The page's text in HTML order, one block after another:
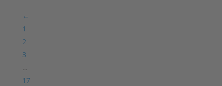
←
1
2
3
…
17